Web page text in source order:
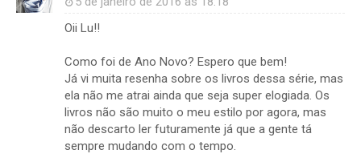
Oii Lu!!
Como foi de Ano Novo? Espero que bem!
Já vi muita resenha sobre os livros dessa série, mas
ela não me atrai ainda que seja super elogiada. Os
livros não são muito o meu estilo por agora, mas
não descarto ler futuramente já que a gente tá
sempre mudando com o tempo.